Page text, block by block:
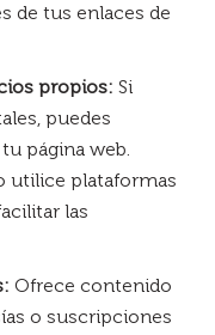
de tus enlaces de
propios: Si
puedes
página web.
utilice plataformas
las
Ofrece contenido
o suscripciones